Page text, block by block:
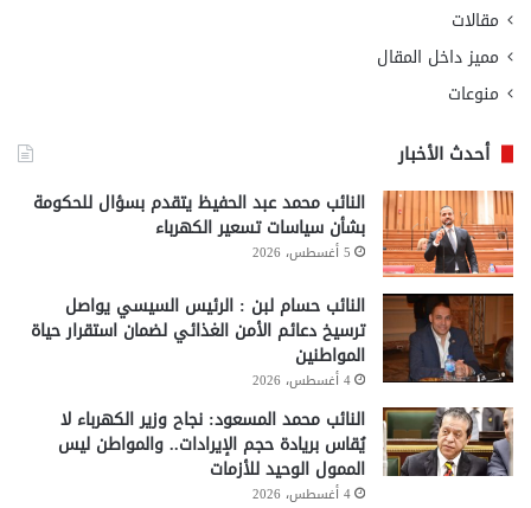
مقالات
مميز داخل المقال
منوعات
أحدث الأخبار
النائب محمد عبد الحفيظ يتقدم بسؤال للحكومة
بشأن سياسات تسعير الكهرباء
5 أغسطس، 2026
النائب حسام لبن : الرئيس السيسي يواصل
ترسيخ دعائم الأمن الغذائي لضمان استقرار حياة
المواطنين
4 أغسطس، 2026
النائب محمد المسعود: نجاح وزير الكهرباء لا
يُقاس بريادة حجم الإيرادات.. والمواطن ليس
الممول الوحيد للأزمات
4 أغسطس، 2026